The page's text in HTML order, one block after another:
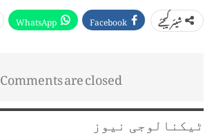
شیئر کیجئے Facebook
WhatsApp
Comments are closed.
ٹیکنالوجی نیوز